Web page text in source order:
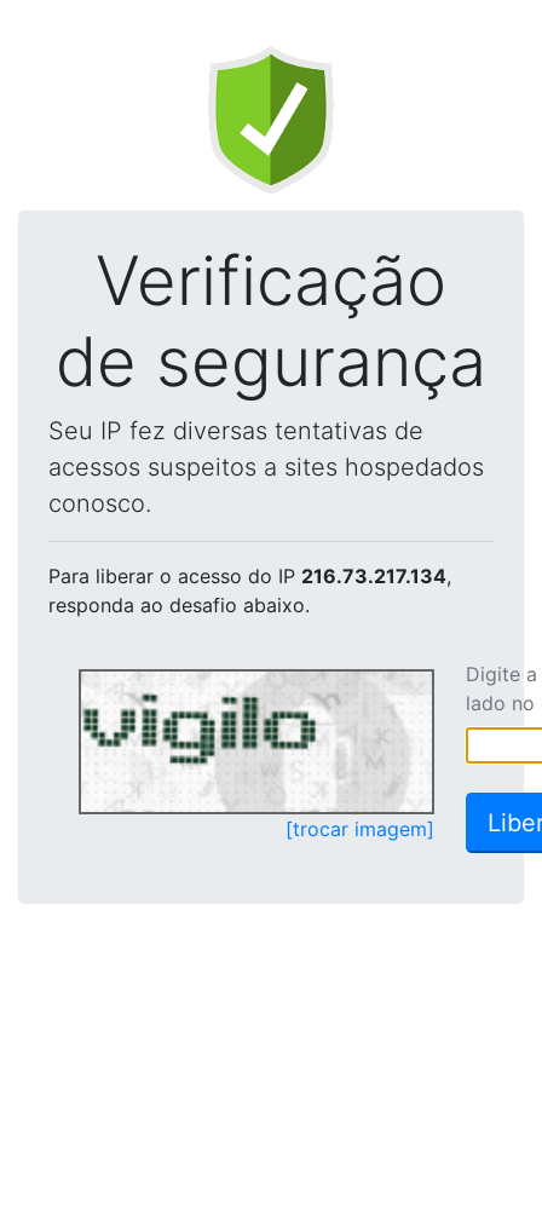
Verificação
de segurança
Seu IP fez diversas tentativas de
acessos suspeitos a sites hospedados
conosco.
Para liberar o acesso do IP 216.73.217.134,
responda ao desafio abaixo.
[trocar imagem]
Digite
lado no